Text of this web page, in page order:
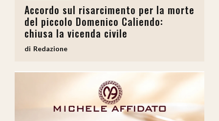
Accordo sul risarcimento per la morte
del piccolo Domenico Caliendo:
chiusa la vicenda civile
Redazione